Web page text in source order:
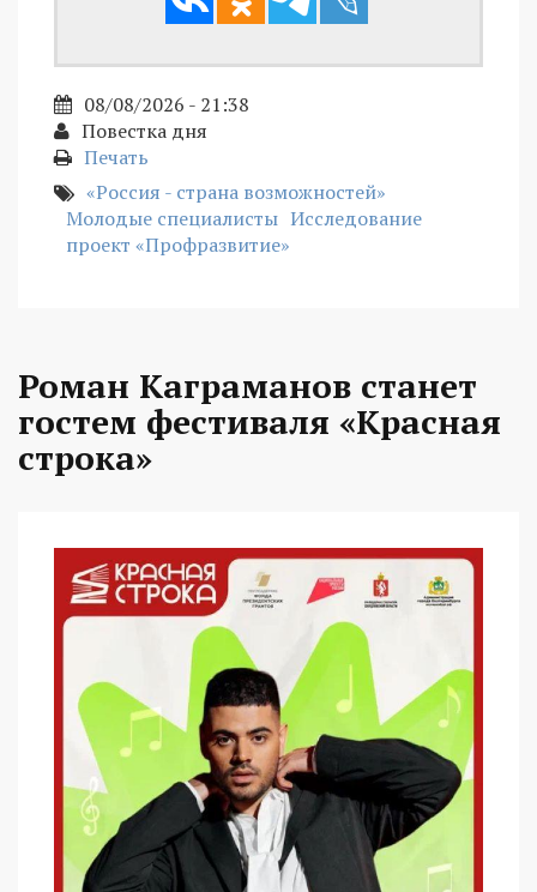
08/08/2026 - 21:38
Повестка дня
Печать
«Россия - страна возможностей»
Молодые специалисты Исследование
проект «Профразвитие»
Роман Каграманов станет
гостем фестиваля «Красная
строка»